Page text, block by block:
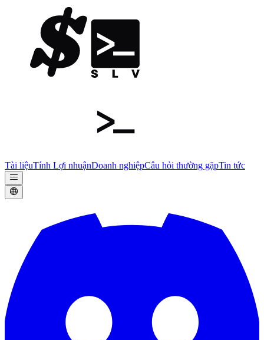
Tài liệuTính Lợi nhuậnDoanh nghiệpCâu hỏi thường gặpTin tức